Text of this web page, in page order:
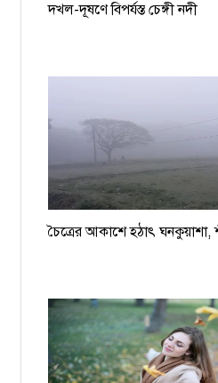
দখল-দূষণে বিপর্যস্ত চেঙ্গী নদী
চৈত্রের আকাশে হঠাৎ